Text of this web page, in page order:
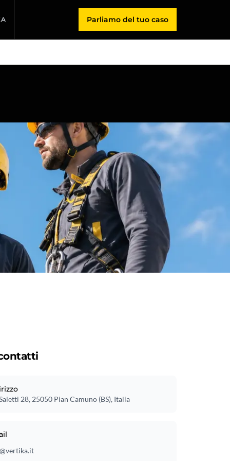
Parliamo del tuo caso
28, 25050 Pian Camuno (BS), Italia